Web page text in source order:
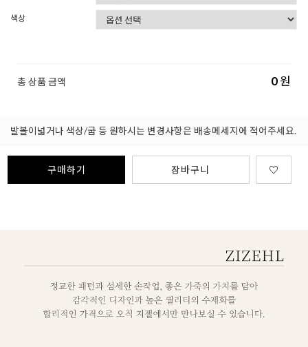
색상
총 상품 금액 0원
발볼이넓거나 색상/굽 등 원하시는 변경사항은 배송메세지에 적어주세요.
구매하기 장바구니 ♡